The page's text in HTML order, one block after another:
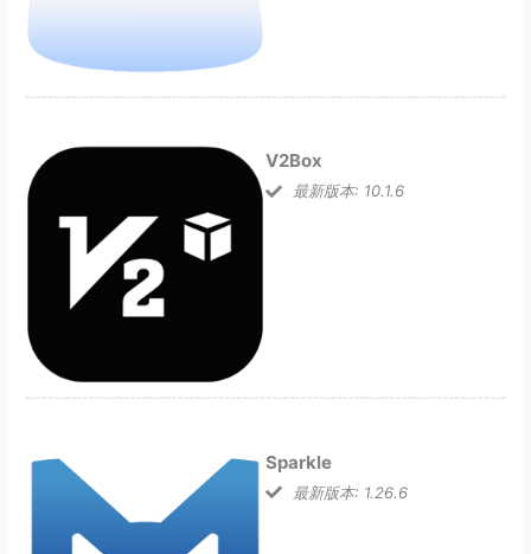
V2Box
最新版本: 10.1.6
Sparkle
最新版本: 1.26.6